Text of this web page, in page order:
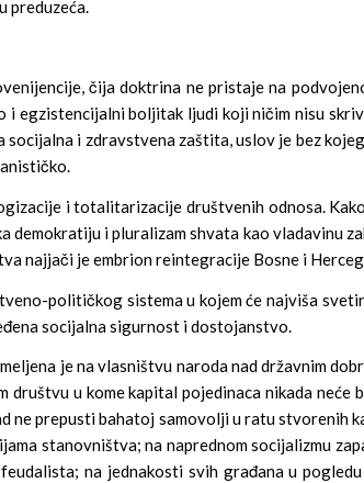
preduzeća.
čija doktrina ne pristaje na
egzistencijalni boljitak ljudi koji ničim nisu
i zdravstvena zaštita, uslov je bez
i totalitarizacije društvenih odnosa.
demokratiju i pluralizam shvata kao vladavinu
najjači je embrion reintegracije Bosne i
političkog sistema u kojem će najviša
socijalna sigurnost i dostojanstvo.
je na vlasništvu naroda nad državnim
društvu u kome kapital pojedinaca nikada
ne prepusti bahatoj samovolji u ratu
stanovništva; na naprednom socijalizmu
na jednakosti svih građana u